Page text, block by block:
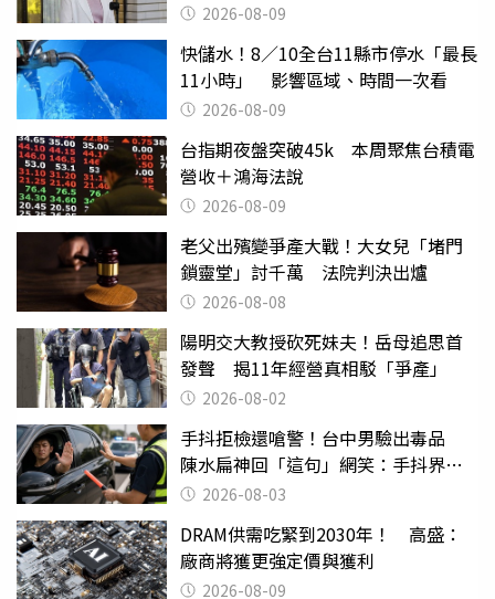
2026-08-09
快儲水！8／10全台11縣市停水「最長
11小時」 影響區域、時間一次看
2026-08-09
台指期夜盤突破45k 本周聚焦台積電
營收＋鴻海法說
2026-08-09
老父出殯變爭產大戰！大女兒「堵門
鎖靈堂」討千萬 法院判決出爐
2026-08-08
陽明交大教授砍死妹夫！岳母追思首
發聲 揭11年經營真相駁「爭產」
2026-08-02
手抖拒檢還嗆警！台中男驗出毒品
陳水扁神回「這句」網笑：手抖界權
威 2026-08-03
DRAM供需吃緊到2030年！ 高盛：
廠商將獲更強定價與獲利
2026-08-09